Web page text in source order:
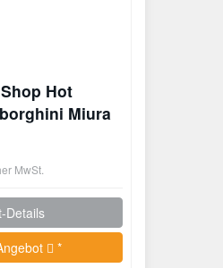
Hot
Miura
MwSt.
Details
*